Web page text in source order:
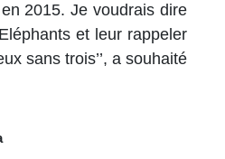
2015. Je voudrais dire
et leur rappeler
sans trois’’, a souhaité